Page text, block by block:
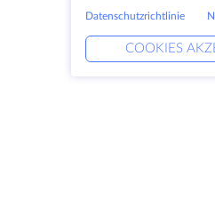
Datenschutzrichtlinie
COOKIES